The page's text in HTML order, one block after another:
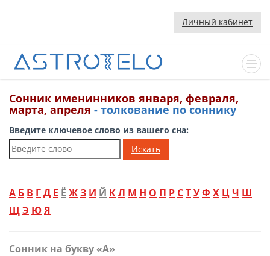
Личный кабинет
Сонник именинников января, февраля,
марта, апреля - толкование по соннику
Введите ключевое слово из вашего сна:
Искать
А Б В ГД Е Ё ЖЗ И Й КЛ М Н О П Р СТУФ Х ЦЧ Ш
ЩЭ ЮЯ
Сонник на букву «А»